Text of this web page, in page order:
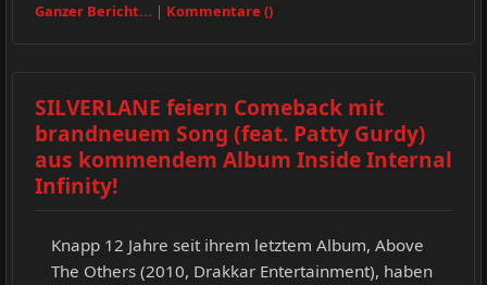
Ganzer Bericht... | Kommentare ()
SILVERLANE feiern Comeback mit
brandneuem Song (feat. Patty Gurdy)
aus kommendem Album Inside Internal
Infinity!
Knapp 12 Jahre seit ihrem letztem Album, Above
The Others (2010, Drakkar Entertainment), haben